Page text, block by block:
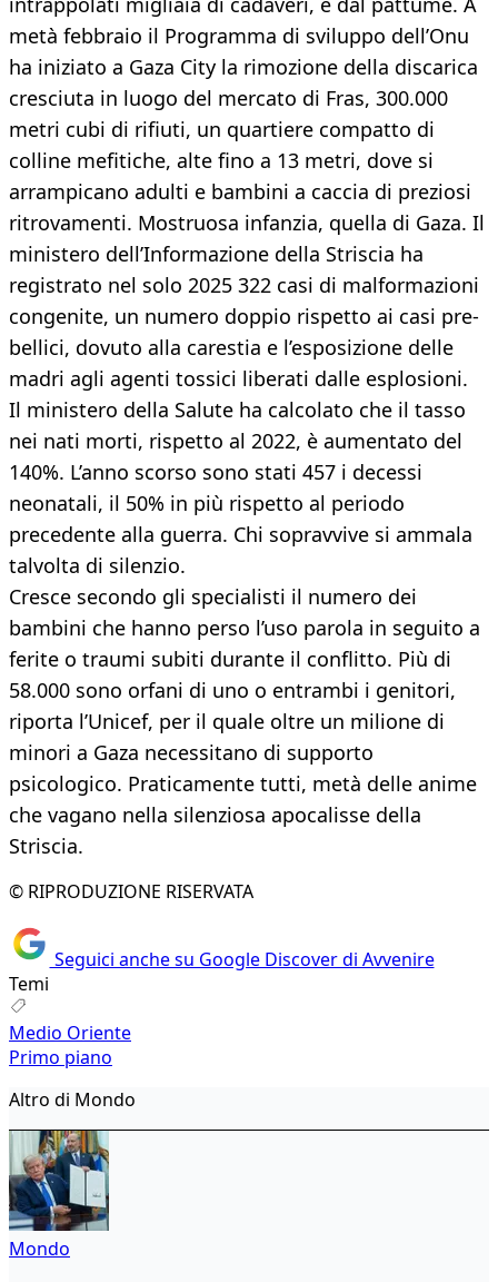
metà febbraio il Programma di sviluppo dell’Onu
ha iniziato a Gaza City la rimozione della discarica
cresciuta in luogo del mercato di Fras, 300.000
metri cubi di rifiuti, un quartiere compatto di
colline mefitiche, alte fino a 13 metri, dove si
arrampicano adulti e bambini a caccia di preziosi
ritrovamenti. Mostruosa infanzia, quella di Gaza. Il
ministero dell’Informazione della Striscia ha
registrato nel solo 2025 322 casi di malformazioni
congenite, un numero doppio rispetto ai casi pre-
bellici, dovuto alla carestia e l’esposizione delle
madri agli agenti tossici liberati dalle esplosioni.
Il ministero della Salute ha calcolato che il tasso
nei nati morti, rispetto al 2022, è aumentato del
140%. L’anno scorso sono stati 457 i decessi
neonatali, il 50% in più rispetto al periodo
precedente alla guerra. Chi sopravvive si ammala
talvolta di silenzio.
Cresce secondo gli specialisti il numero dei
bambini che hanno perso l’uso parola in seguito a
ferite o traumi subiti durante il conflitto. Più di
58.000 sono orfani di uno o entrambi i genitori,
riporta l’Unicef, per il quale oltre un milione di
minori a Gaza necessitano di supporto
psicologico. Praticamente tutti, metà delle anime
che vagano nella silenziosa apocalisse della
Striscia.
© RIPRODUZIONE RISERVATA
Seguici anche su Google Discover di Avvenire
Temi
Medio Oriente
Primo piano
Altro di Mondo
Mondo